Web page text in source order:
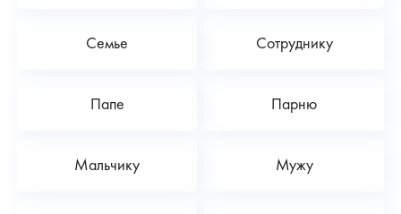
Семье Сотруднику
Папе Парню
Мальчику Мужу